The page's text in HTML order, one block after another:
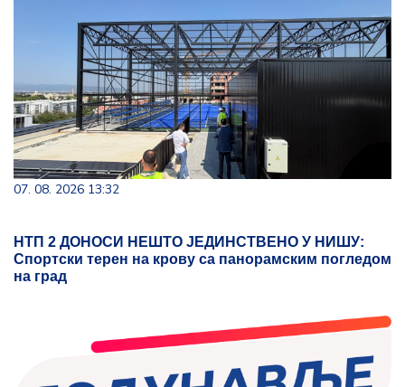
07. 08. 2026 13:32
НТП 2 ДОНОСИ НЕШТО ЈЕДИНСТВЕНО У НИШУ:
Спортски терен на крову са панорамским погледом
на град